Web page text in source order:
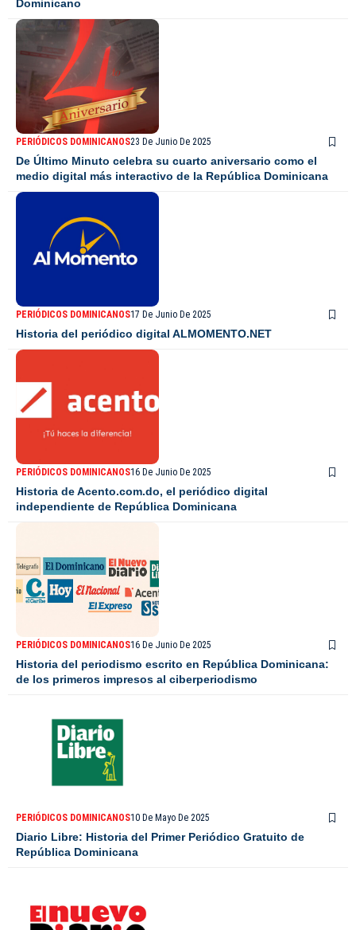
Dominicano
PERIÓDICOS DOMINICANOS23 De Junio De 2025
De Último Minuto celebra su cuarto aniversario como el
medio digital más interactivo de la República Dominicana
PERIÓDICOS DOMINICANOS17 De Junio De 2025
Historia del periódico digital ALMOMENTO.NET
PERIÓDICOS DOMINICANOS16 De Junio De 2025
Historia de Acento.com.do, el periódico digital
independiente de República Dominicana
PERIÓDICOS DOMINICANOS16 De Junio De 2025
Historia del periodismo escrito en República Dominicana:
de los primeros impresos al ciberperiodismo
PERIÓDICOS DOMINICANOS10 De Mayo De 2025
Diario Libre: Historia del Primer Periódico Gratuito de
República Dominicana